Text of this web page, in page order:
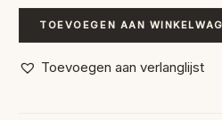
Handgemaakte
Oorbellen
Swarovski
TOEVOEGEN AAN
Toevoegen aan verlanglijst